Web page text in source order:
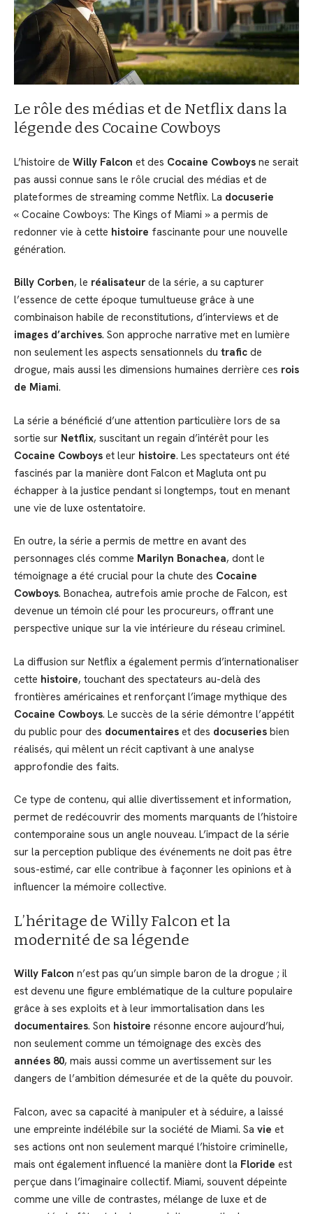
Le rôle des médias et de Netflix dans la
légende des Cocaine Cowboys
L’histoire de Willy Falcon et des Cocaine Cowboys ne serait
pas aussi connue sans le rôle crucial des médias et de
plateformes de streaming comme Netflix. La docuserie
« Cocaine Cowboys: The Kings of Miami » a permis de
redonner vie à cette histoire fascinante pour une nouvelle
génération.
Billy Corben, le réalisateur de la série, a su capturer
l’essence de cette époque tumultueuse grâce à une
combinaison habile de reconstitutions, d’interviews et de
images d’archives. Son approche narrative met en lumière
non seulement les aspects sensationnels du trafic de
drogue, mais aussi les dimensions humaines derrière ces rois
de Miami.
La série a bénéficié d’une attention particulière lors de sa
sortie sur Netflix, suscitant un regain d’intérêt pour les
Cocaine Cowboys et leur histoire. Les spectateurs ont été
fascinés par la manière dont Falcon et Magluta ont pu
échapper à la justice pendant si longtemps, tout en menant
une vie de luxe ostentatoire.
En outre, la série a permis de mettre en avant des
personnages clés comme Marilyn Bonachea, dont le
témoignage a été crucial pour la chute des Cocaine
Cowboys. Bonachea, autrefois amie proche de Falcon, est
devenue un témoin clé pour les procureurs, offrant une
perspective unique sur la vie intérieure du réseau criminel.
La diffusion sur Netflix a également permis d’internationaliser
cette histoire, touchant des spectateurs au-delà des
frontières américaines et renforçant l’image mythique des
Cocaine Cowboys. Le succès de la série démontre l’appétit
du public pour des documentaires et des docuseries bien
réalisés, qui mêlent un récit captivant à une analyse
approfondie des faits.
Ce type de contenu, qui allie divertissement et information,
permet de redécouvrir des moments marquants de l’histoire
contemporaine sous un angle nouveau. L’impact de la série
sur la perception publique des événements ne doit pas être
sous-estimé, car elle contribue à façonner les opinions et à
influencer la mémoire collective.
L’héritage de Willy Falcon et la
modernité de sa légende
Willy Falcon n’est pas qu’un simple baron de la drogue ; il
est devenu une figure emblématique de la culture populaire
grâce à ses exploits et à leur immortalisation dans les
documentaires. Son histoire résonne encore aujourd’hui,
non seulement comme un témoignage des excès des
années 80, mais aussi comme un avertissement sur les
dangers de l’ambition démesurée et de la quête du pouvoir.
Falcon, avec sa capacité à manipuler et à séduire, a laissé
une empreinte indélébile sur la société de Miami. Sa vie et
ses actions ont non seulement marqué l’histoire criminelle,
mais ont également influencé la manière dont la Floride est
perçue dans l’imaginaire collectif. Miami, souvent dépeinte
comme une ville de contrastes, mélange de luxe et de